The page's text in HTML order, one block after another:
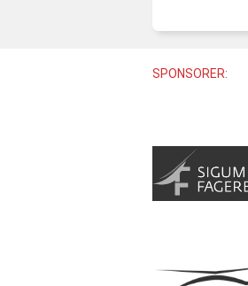
SPONSORER: